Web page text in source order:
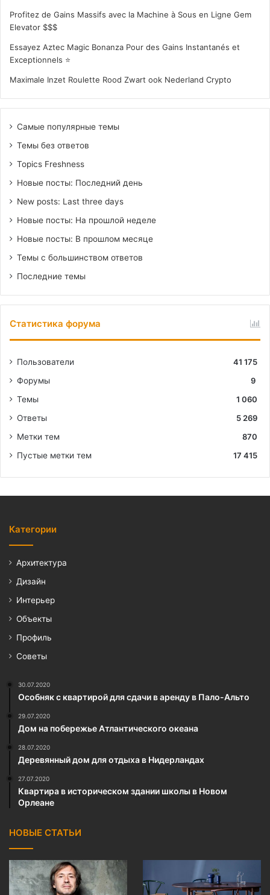
Profitez de Gains Massifs avec la Machine à Sous en Ligne Gem
Elevator $$$
Essayez Aztec Magic Bonanza Pour des Gains Instantanés et
Exceptionnels ⭐
Maximale Inzet Roulette Rood Zwart ook Nederland Crypto
Самые популярные темы
Темы без ответов
Topics Freshness
Новые посты: Последний день
New posts: Last three days
Новые посты: На прошлой неделе
Новые посты: В прошлом месяце
Темы с большинством ответов
Последние темы
Статистика форума
Пользователи
41 175
Форумы
9
Темы
1 060
Ответы
5 269
Метки тем
870
Пустые метки тем
17 415
Категории
Архитектура
Дизайн
Интерьер
Объекты
Профиль
Советы
30.07.2020
Особняк с квартирой для сдачи в аренду в Пало-Альто
29.07.2020
Дом на побережье Атлантического океана
28.07.2020
Деревянный дом для отдыха в Нидерландах
27.07.2020
Квартира в историческом здании школы в Новом
Орлеане
НОВЫЕ СТАТЬИ